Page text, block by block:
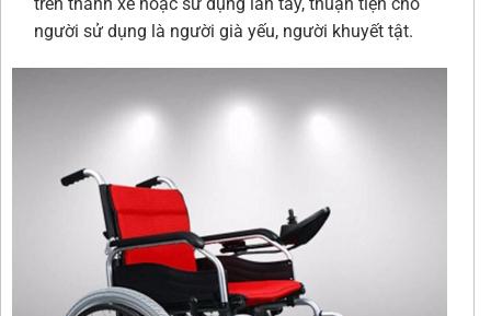
người sử dụng là người già yếu, người khuyết tật.